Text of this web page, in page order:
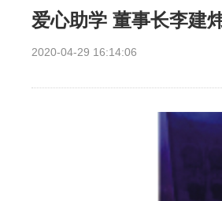
爱心助学 董事长李建
2020-04-29 16:14:06